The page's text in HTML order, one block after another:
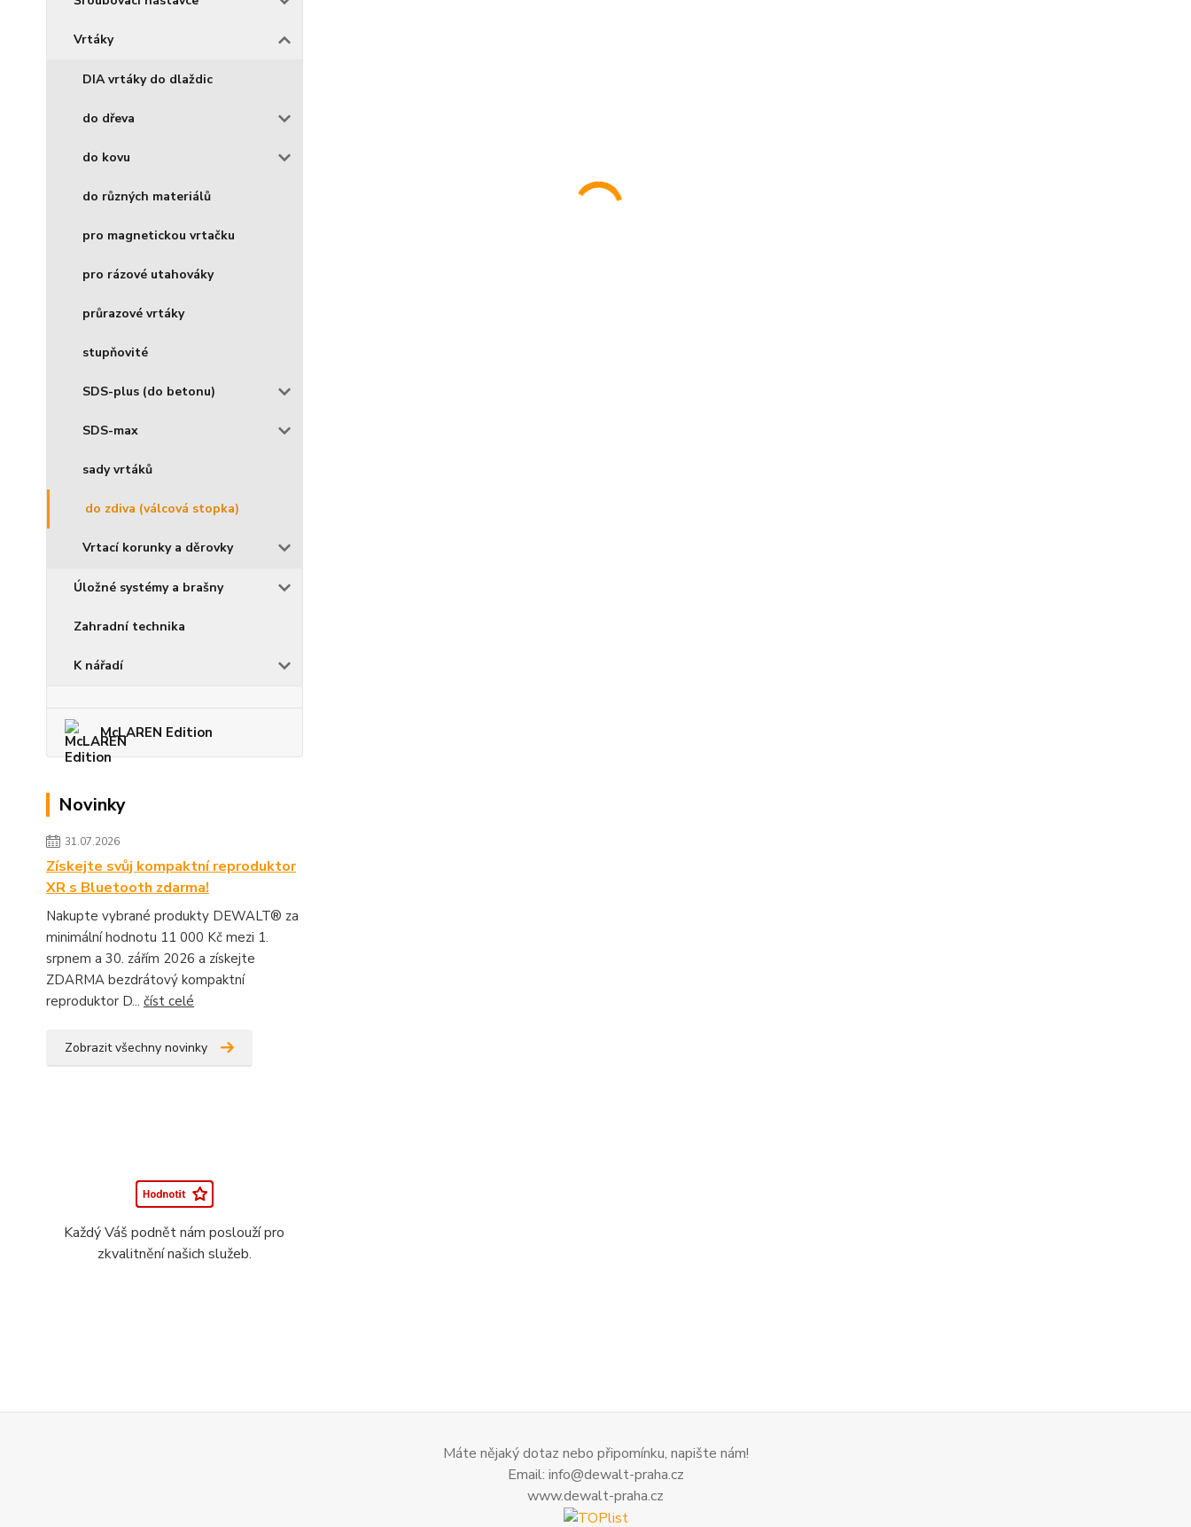
Vrtáky
DIA vrtáky do dlaždic
do dřeva
do kovu
do různých materiálů
pro magnetickou vrtačku
pro rázové utahováky
průrazové vrtáky
stupňovité
SDS-plus (do betonu)
SDS-max
sady vrtáků
do zdiva (válcová stopka)
Vrtací korunky a děrovky
Úložné systémy a brašny
Zahradní technika
K nářadí
McLAREN Edition
Novinky
31.07.2026
Získejte svůj kompaktní reproduktor
XR s Bluetooth zdarma!
Nakupte vybrané produkty DEWALT® za
minimální hodnotu 11 000 Kč mezi 1.
srpnem a 30. zářím 2026 a získejte
ZDARMA bezdrátový kompaktní
reproduktor D... číst celé
Zobrazit všechny novinky
Každý Váš podnět nám poslouží pro
zkvalitnění našich služeb.
Máte nějaký dotaz nebo připomínku, napište nám!
Email: info@dewalt-praha.cz
www.dewalt-praha.cz